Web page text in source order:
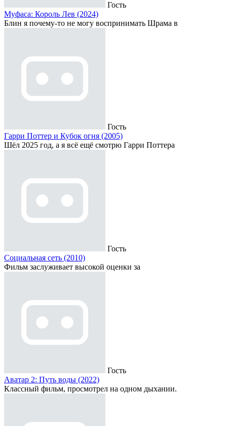
Гость
Муфаса: Король Лев (2024)
Блин я почему-то не могу воспринимать Шрама в
Гость
Гарри Поттер и Кубок огня (2005)
Шёл 2025 год, а я всё ещё смотрю Гарри Поттера
Гость
Социальная сеть (2010)
Фильм заслуживает высокой оценки за
Гость
Аватар 2: Путь воды (2022)
Классный фильм, просмотрел на одном дыхании.